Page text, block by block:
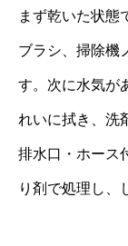
まず乾いた状態
ブラシ、掃除機
す。次に水気が
れいに拭き、洗
排水口・ホース
り剤で処理し、